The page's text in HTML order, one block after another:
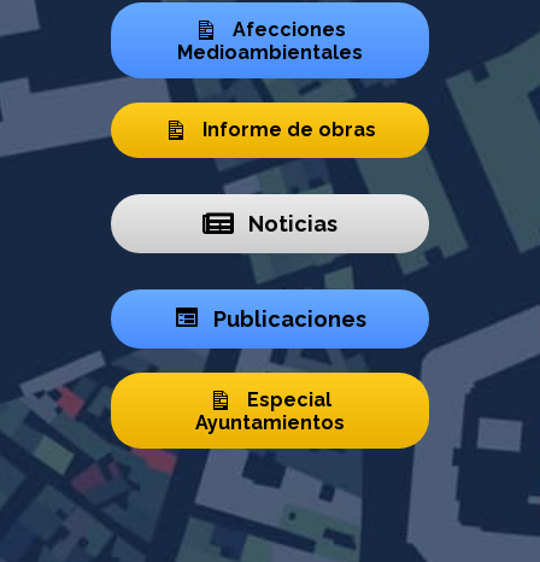
Afecciones
Medioambientales
Informe de obras
Noticias
Publicaciones
Especial
Ayuntamientos